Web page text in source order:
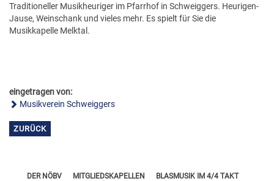
FÖRDERERNADELN
VERDIENSTKREUZE
JOSEF LEEB-MEDAILLE
BEZIRKSJUGENDREFERENTEN
BEZIRKSSTABFÜHRER
Traditioneller Musikheuriger im Pfarrhof in Schweiggers. Heurigen-
Jause, Weinschank und vieles mehr. Es spielt für Sie die
Musikkapelle Melktal.
eingetragen von:
Musikverein Schweiggers
ZURÜCK
DER NÖBV MITGLIEDSKAPELLEN
BLASMUSIK IM 4/4 TAKT